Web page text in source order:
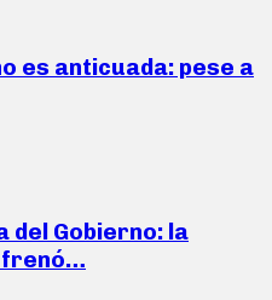
es anticuada: pese a
Gobierno: la
frenó…